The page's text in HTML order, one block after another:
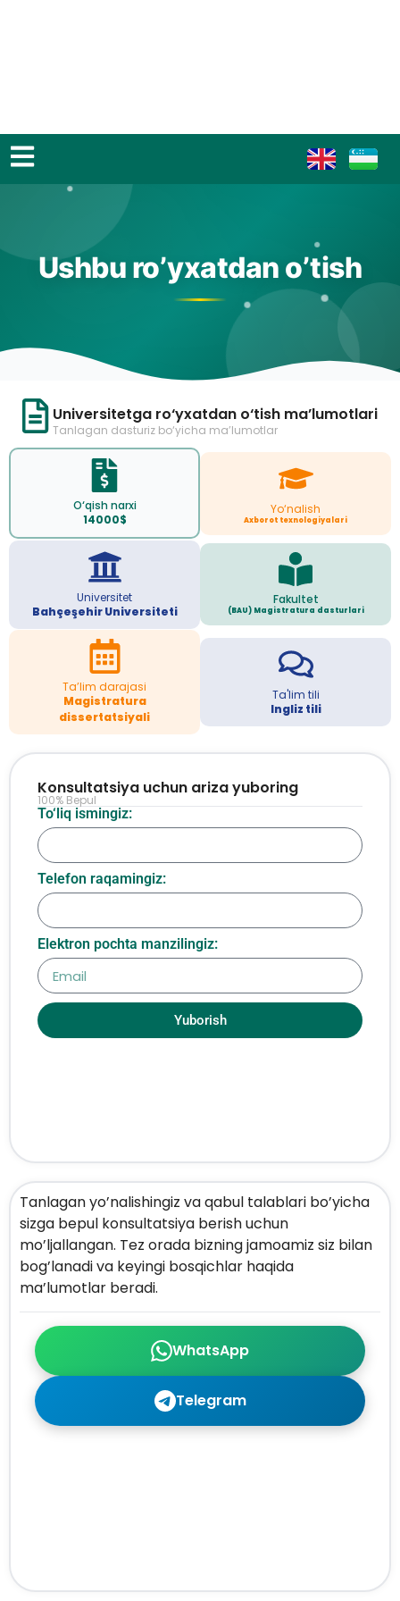
Ushbu ro’yxatdan o’tish
Universitetga ro‘yxatdan o‘tish ma’lumotlari
Tanlagan dasturiz bo‘yicha ma’lumotlar
O‘qish narxi
14000$
Yo‘nalish
Axborot texnologiyalari
Universitet
Bahçeşehir Universiteti
Fakultet
(BAU) Magistratura dasturlari
Ta’lim darajasi
Magistratura
dissertatsiyali
Ta'lim tili
Ingliz tili
WhatsApp
Telegram
Tanlagan yo’nalishingiz va qabul talablari bo’yicha
sizga bepul konsultatsiya berish uchun
mo’ljallangan. Tez orada bizning jamoamiz siz bilan
bog’lanadi va keyingi bosqichlar haqida
ma’lumotlar beradi.
To‘liq ismingiz:
Telefon raqamingiz:
Elektron pochta manzilingiz:
Yuborish
Konsultatsiya uchun ariza yuboring
100% Bepul